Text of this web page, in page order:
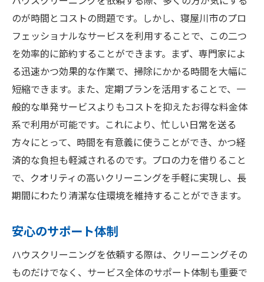
のが時間とコストの問題です。しかし、寝屋川市のプロ
フェッショナルなサービスを利用することで、この二つ
を効率的に節約することができます。まず、専門家によ
る迅速かつ効果的な作業で、掃除にかかる時間を大幅に
短縮できます。また、定期プランを活用することで、一
般的な単発サービスよりもコストを抑えたお得な料金体
系で利用が可能です。これにより、忙しい日常を送る
方々にとって、時間を有意義に使うことができ、かつ経
済的な負担も軽減されるのです。プロの力を借りること
で、クオリティの高いクリーニングを手軽に実現し、長
期間にわたり清潔な住環境を維持することができます。
安心のサポート体制
ハウスクリーニングを依頼する際は、クリーニングその
ものだけでなく、サービス全体のサポート体制も重要で